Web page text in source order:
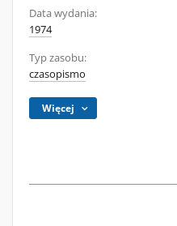
Data wydania:
1974
Typ zasobu:
czasopismo
Więcej